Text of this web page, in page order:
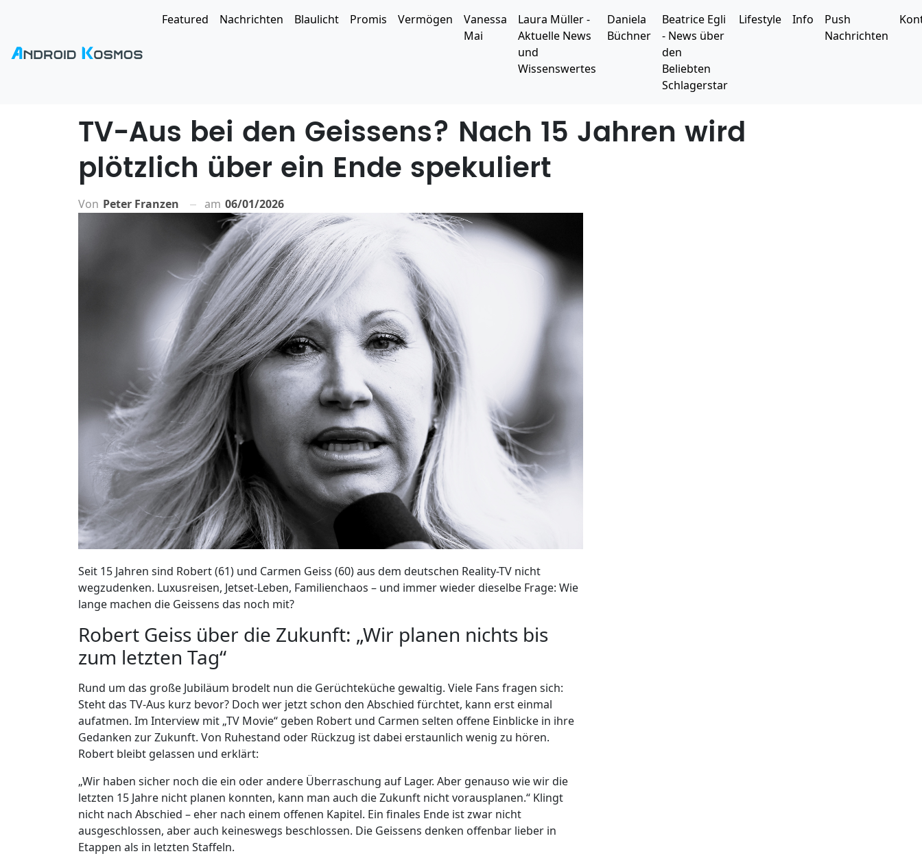
Featured Nachrichten Blaulicht Promis Vermögen
Vanessa
Mai
Laura Müller -
Aktuelle News
und
Wissenswertes
Daniela
Büchner
Beatrice Egli
- News über
den
Beliebten
Schlagerstar
Lifestyle Info
Push
Nachrichten
TV-Aus bei den Geissens? Nach 15 Jahren wird
plötzlich über ein Ende spekuliert
Von Peter Franzen am 06/01/2026
Seit 15 Jahren sind Robert (61) und Carmen Geiss (60) aus dem deutschen Reality-TV nicht
wegzudenken. Luxusreisen, Jetset-Leben, Familienchaos – und immer wieder dieselbe Frage: Wie
lange machen die Geissens das noch mit?
Robert Geiss über die Zukunft: „Wir planen nichts bis
zum letzten Tag“
Rund um das große Jubiläum brodelt nun die Gerüchteküche gewaltig. Viele Fans fragen sich:
Steht das TV-Aus kurz bevor? Doch wer jetzt schon den Abschied fürchtet, kann erst einmal
aufatmen. Im Interview mit „TV Movie“ geben Robert und Carmen selten offene Einblicke in ihre
Gedanken zur Zukunft. Von Ruhestand oder Rückzug ist dabei erstaunlich wenig zu hören.
Robert bleibt gelassen und erklärt:
„Wir haben sicher noch die ein oder andere Überraschung auf Lager. Aber genauso wie wir die
letzten 15 Jahre nicht planen konnten, kann man auch die Zukunft nicht vorausplanen.“ Klingt
nicht nach Abschied – eher nach einem offenen Kapitel. Ein finales Ende ist zwar nicht
ausgeschlossen, aber auch keineswegs beschlossen. Die Geissens denken offenbar lieber in
Etappen als in letzten Staffeln.